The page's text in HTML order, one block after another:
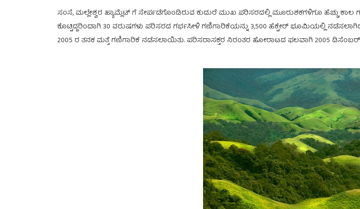
ಸಂಸೆ, ಮಲ್ಲೇಶ್ವರ ಹ್ಯಾಮ್ಲೆಟ್ ಗೆ ಸೇರ್ಪಡೆಗೊಂಡಿರುವ ಕುದುರೆ ಮುಖ ಪರಿಸರದಲ್ಲಿ ಮೂರುಶಕಗಳಿಗೂ ಹೆಚ್ಚು ಕಾಲ
ಕೊಟ್ಟಿದ್ದರಿಂದಾಗಿ 30 ವರುಷಗಳು ಪರಿಸರದ ಗರ್ಭಸೀಳಿ ಗಣಿಗಾರಿಕೆಯನ್ನು 3,500 ಹೆಕ್ಟೇರ್ ಭೂಮಿಯಲ್ಲಿ
2005 ರ ತನಕ ಮತ್ತೆ ಗಣಿಗಾರಿಕೆ ನಡೆಸಲಾಯಿತು. ಪರಿಸರಾಸಕ್ತರ ನಿರಂತರ ಹೋರಾಟದ ಫಲವಾಗಿ 2005